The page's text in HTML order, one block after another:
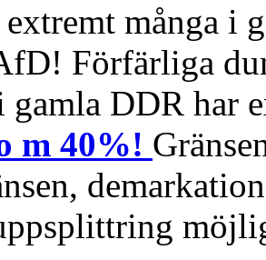
många i
Förfärliga
gamla DDR har
m 40%!